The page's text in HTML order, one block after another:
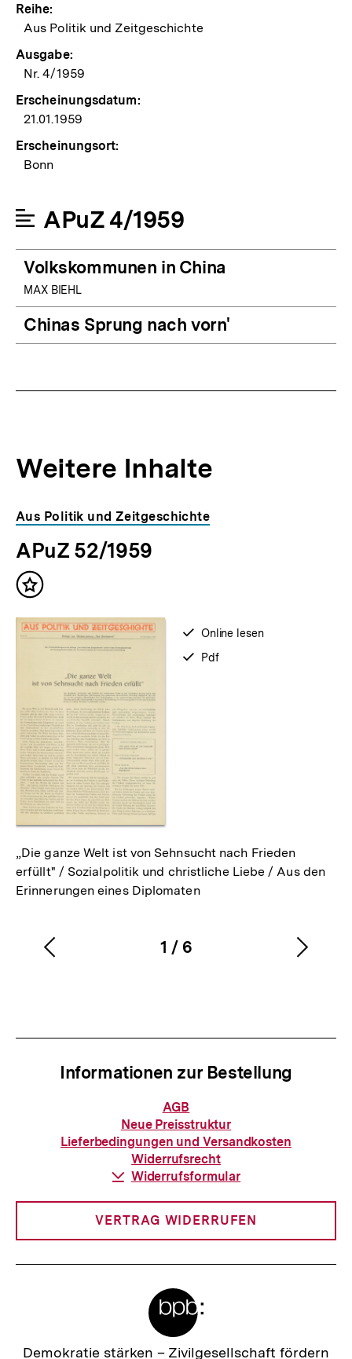
Reihe:
Aus Politik und Zeitgeschichte
Ausgabe:
Nr. 4/1959
Erscheinungsdatum:
21.01.1959
Erscheinungsort:
Bonn
APuZ 4/1959
Volkskommunen in China
MAX BIEHL
Chinas Sprung nach vorn'
Weitere Inhalte
Inhaltskarousell
für
weitere
Inhalte
Inhaltskarussell
überspringen
Aus Politik und Zeitgeschichte
APuZ 52/1959
Inhalt
verfügbar
Online lesen
verfügbar
Pdf
„Die ganze Welt ist von Sehnsucht nach Frieden
erfüllt" / Sozialpolitik und christliche Liebe / Aus den
Erinnerungen eines Diplomaten
Karussellinhalt
1
von
/ 6
Vorherigen
Informationen zur Bestellung
Informationen
zur
Bestellung
AGB
Neue Preisstruktur
Lieferbedingungen und Versandkosten
Widerrufsrecht
Download-
Widerrufsformular
VERTRAG WIDERRUFEN
Zur
Demokratie stärken – Zivilgesellschaft fördern